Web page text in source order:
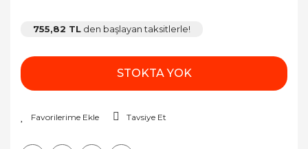
755,82 TL den başlayan taksitlerle!
STOKTA YOK
Tavsiye Et